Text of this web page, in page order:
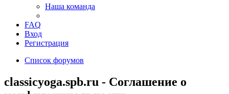
Наша команда
FAQ
Вход
Регистрация
Список форумов
classicyoga.spb.ru - Соглашение о